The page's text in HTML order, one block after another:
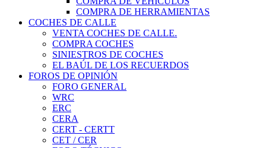
COMPRA DE HERRAMIENTAS
COCHES DE CALLE
VENTA COCHES DE CALLE.
COMPRA COCHES
SINIESTROS DE COCHES
EL BAÚL DE LOS RECUERDOS
FOROS DE OPINIÓN
FORO GENERAL
WRC
ERC
CERA
CERT - CERTT
CET / CER